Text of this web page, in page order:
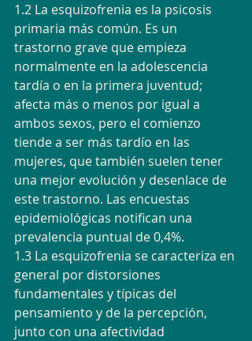
1.2 La esquizofrenia es la psicosis
primaria más común. Es un
trastorno grave que empieza
normalmente en la adolescencia
tardía o en la primera juventud;
afecta más o menos por igual a
ambos sexos, pero el comienzo
tiende a ser más tardío en las
mujeres, que también suelen tener
una mejor evolución y desenlace de
este trastorno. Las encuestas
epidemiológicas notifican una
prevalencia puntual de 0,4%.
1.3 La esquizofrenia se caracteriza en
general por distorsiones
fundamentales y típicas del
pensamiento y de la percepción,
junto con una afectividad